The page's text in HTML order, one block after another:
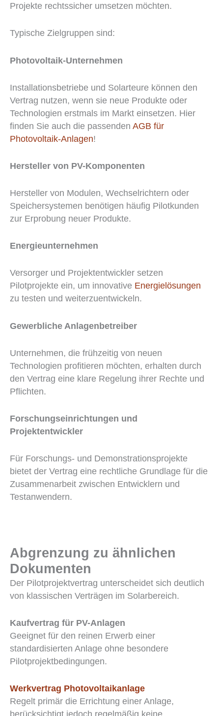
Projekte rechtssicher umsetzen möchten.
Typische Zielgruppen sind:
Photovoltaik-Unternehmen
Installationsbetriebe und Solarteure können den
Vertrag nutzen, wenn sie neue Produkte oder
Technologien erstmals im Markt einsetzen. Hier
finden Sie auch die passenden AGB für
Photovoltaik-Anlagen!
Hersteller von PV-Komponenten
Hersteller von Modulen, Wechselrichtern oder
Speichersystemen benötigen häufig Pilotkunden
zur Erprobung neuer Produkte.
Energieunternehmen
Versorger und Projektentwickler setzen
Pilotprojekte ein, um innovative Energielösungen
zu testen und weiterzuentwickeln.
Gewerbliche Anlagenbetreiber
Unternehmen, die frühzeitig von neuen
Technologien profitieren möchten, erhalten durch
den Vertrag eine klare Regelung ihrer Rechte und
Pflichten.
Forschungseinrichtungen und
Projektentwickler
Für Forschungs- und Demonstrationsprojekte
bietet der Vertrag eine rechtliche Grundlage für die
Zusammenarbeit zwischen Entwicklern und
Testanwendern.
Abgrenzung zu ähnlichen
Dokumenten
Der Pilotprojektvertrag unterscheidet sich deutlich
von klassischen Verträgen im Solarbereich.
Kaufvertrag für PV-Anlagen
Geeignet für den reinen Erwerb einer
standardisierten Anlage ohne besondere
Pilotprojektbedingungen.
Werkvertrag Photovoltaikanlage
Regelt primär die Errichtung einer Anlage,
berücksichtigt jedoch regelmäßig keine